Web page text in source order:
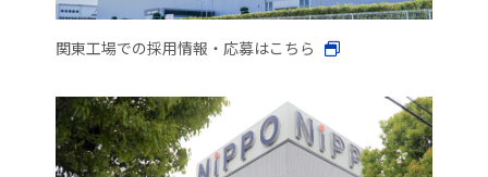
関東工場での採用情報・応募はこちら